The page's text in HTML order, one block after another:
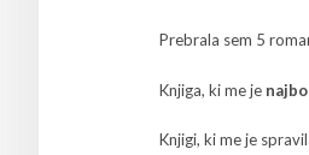
Prebrala sem 5
Knjiga, ki me je
Knjigi, ki me je